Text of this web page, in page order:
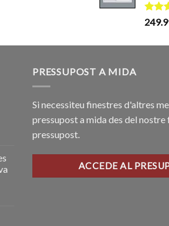
169.99€.
PRESSUPOST A MIDA
Si necessiteu finestres d'altres
pressupost a mida des del
pressupost.
ACCEDE AL